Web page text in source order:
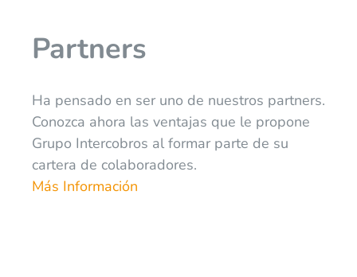
Partners
Ha pensado en ser uno de nuestros partners.
Conozca ahora las ventajas que le propone
Grupo Intercobros al formar parte de su
cartera de colaboradores.
Más Información